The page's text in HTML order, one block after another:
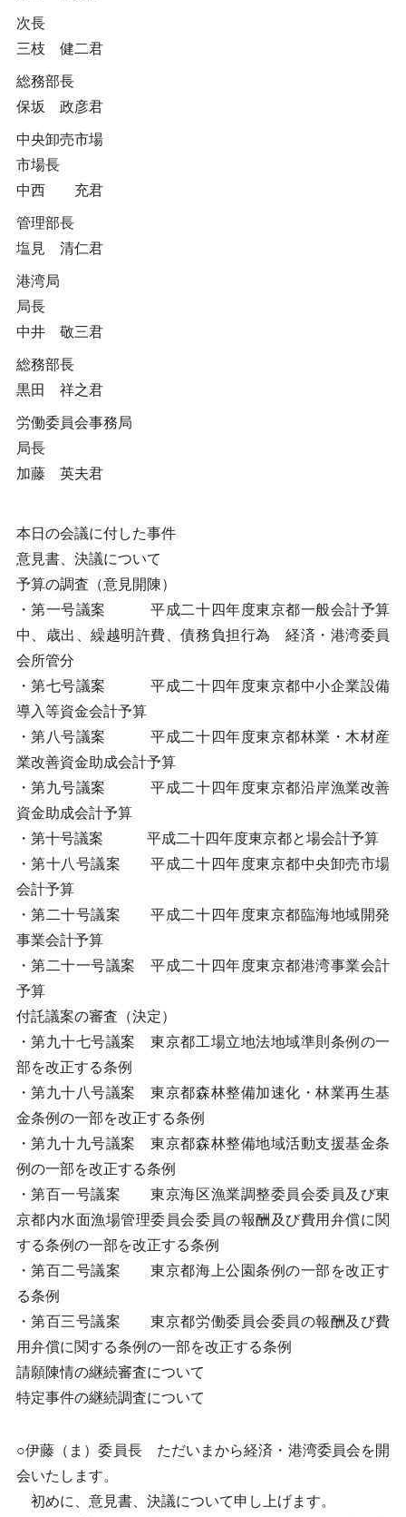
次長
三枝 健二君
総務部長
保坂 政彦君
中央卸売市場
市場長
中西 充君
管理部長
塩見 清仁君
港湾局
局長
中井 敬三君
総務部長
黒田 祥之君
労働委員会事務局
局長
加藤 英夫君
本日の会議に付した事件
意見書、決議について
予算の調査（意見開陳）
・第一号議案 平成二十四年度東京都一般会計予算
中、歳出、繰越明許費、債務負担行為 経済・港湾委員
会所管分
・第七号議案 平成二十四年度東京都中小企業設備
導入等資金会計予算
・第八号議案 平成二十四年度東京都林業・木材産
業改善資金助成会計予算
・第九号議案 平成二十四年度東京都沿岸漁業改善
資金助成会計予算
・第十号議案 平成二十四年度東京都と場会計予算
・第十八号議案 平成二十四年度東京都中央卸売市場
会計予算
・第二十号議案 平成二十四年度東京都臨海地域開発
事業会計予算
・第二十一号議案 平成二十四年度東京都港湾事業会計
予算
付託議案の審査（決定）
・第九十七号議案 東京都工場立地法地域準則条例の一
部を改正する条例
・第九十八号議案 東京都森林整備加速化・林業再生基
金条例の一部を改正する条例
・第九十九号議案 東京都森林整備地域活動支援基金条
例の一部を改正する条例
・第百一号議案 東京海区漁業調整委員会委員及び東
京都内水面漁場管理委員会委員の報酬及び費用弁償に関
する条例の一部を改正する条例
・第百二号議案 東京都海上公園条例の一部を改正す
る条例
・第百三号議案 東京都労働委員会委員の報酬及び費
用弁償に関する条例の一部を改正する条例
請願陳情の継続審査について
特定事件の継続調査について
○伊藤（ま）委員長 ただいまから経済・港湾委員会を開
会いたします。
初めに、意見書、決議について申し上げます。